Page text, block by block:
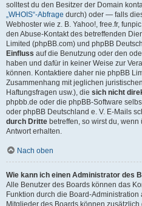
solltest du den Besitzer der Domain
„WHOIS“-Abfrage durch) oder — falls
Webhoster wie z. B. Yahoo!, free.fr,
den Abuse-Kontakt des betreffenden
Limited (phpBB.com) und phpBB
Einfluss auf die Benutzung oder den
haben und dafür in keiner Weise zur
können. Kontaktiere daher nie phpBB
Zusammenhang mit jeglichen
Haftungsfragen usw.), die sich nicht
phpbb.de oder die phpBB-Software
oder phpBB Deutschland e. V. E-Mails
durch Dritte betreffen, so wirst du,
Antwort erhalten.
Nach oben
Wie kann ich einen Administrator des
Alle Benutzer des Boards können das
Funktion durch die Board-Administration
Mitglieder des Boards können zusätzlich